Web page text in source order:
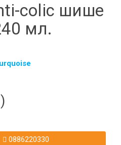
colic шише
мл.
0886220330